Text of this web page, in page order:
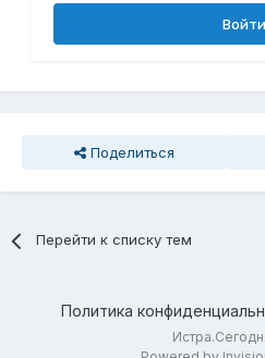
Войти
Поделиться
Перейти к списку тем
Политика